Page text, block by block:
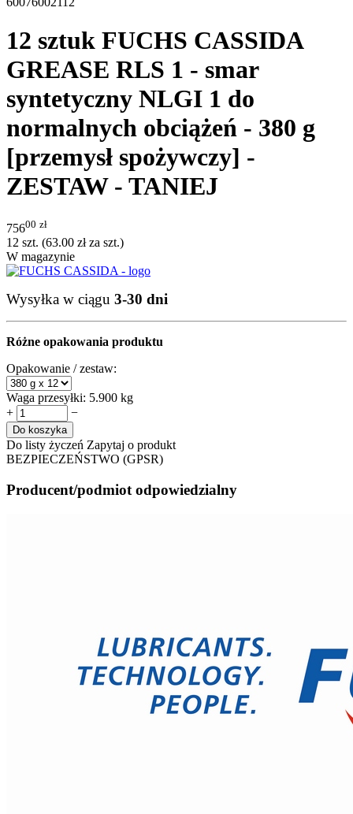
12 sztuk FUCHS CASSIDA
GREASE RLS 1 - smar
syntetyczny NLGI 1 do
normalnych obciążeń - 380 g
[przemysł spożywczy] -
ZESTAW - TANIEJ
75600 zł
12 szt. (63.00 złza szt.)
W magazynie
Wysyłka w ciągu 3-30 dni
Różne opakowania produktu
Opakowanie / zestaw:
Waga przesyłki: 5.900 kg
+
−
Do koszyka
Do listy życzeń Zapytaj o produkt
BEZPIECZEŃSTWO (GPSR)
Producent/podmiot odpowiedzialny